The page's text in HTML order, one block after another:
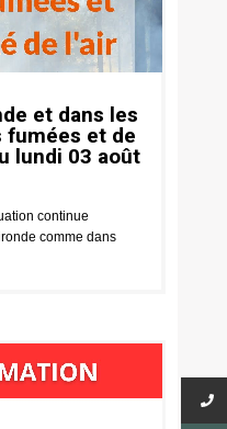
et dans les
fumées et de
lundi 03 août
continue
comme dans